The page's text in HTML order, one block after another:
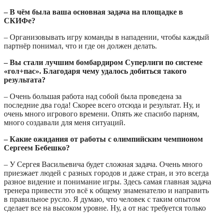
– В чём была ваша основная задача на площадке в
СКИФе?
– Организовывать игру команды в нападении, чтобы каждый
партнёр понимал, что и где он должен делать.
– Вы стали лучшим бомбардиром Суперлиги по системе
«гол+пас». Благодаря чему удалось добиться такого
результата?
– Очень большая работа над собой была проведена за
последние два года! Скорее всего отсюда и результат. Ну, и
очень много игрового времени. Опять же спасибо парням,
много создавали для меня ситуаций.
– Какие ожидания от работы с олимпийским чемпионом
Сергеем Бебешко?
– У Сергея Васильевича будет сложная задача. Очень много
приезжает людей с разных городов и даже стран, и это всегда
разное видение и понимание игры. Здесь самая главная задача
тренера привести это всё к общему знаменателю и направить
в правильное русло. Я думаю, что человек с таким опытом
сделает все на высоком уровне. Ну, а от нас требуется только